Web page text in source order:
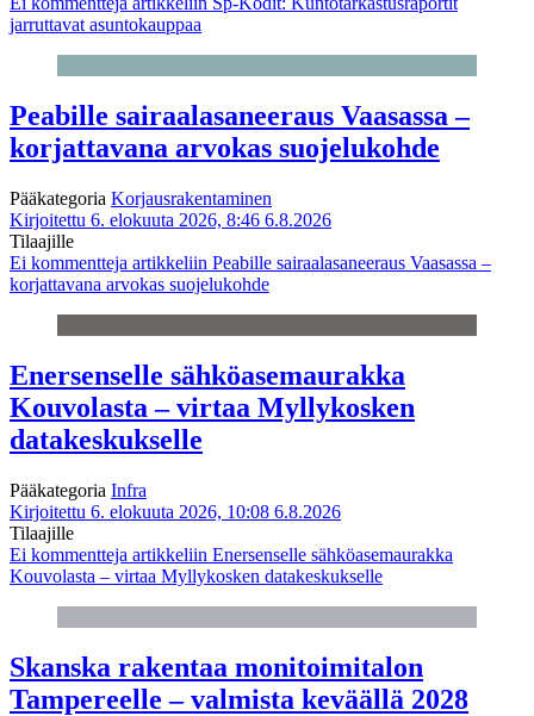
jarruttavat asuntokauppaa
Peabille sairaalasaneeraus Vaasassa –
korjattavana arvokas suojelukohde
Pääkategoria Korjausrakentaminen
Kirjoitettu 6. elokuuta 2026, 8:46 6.8.2026
Tilaajille
Ei kommentteja artikkeliin Peabille sairaalasaneeraus Vaasassa –
korjattavana arvokas suojelukohde
Enersenselle sähköasemaurakka
Kouvolasta – virtaa Myllykosken
datakeskukselle
Pääkategoria Infra
Kirjoitettu 6. elokuuta 2026, 10:08 6.8.2026
Tilaajille
Ei kommentteja artikkeliin Enersenselle sähköasemaurakka
Kouvolasta – virtaa Myllykosken datakeskukselle
Skanska rakentaa monitoimitalon
Tampereelle – valmista keväällä 2028